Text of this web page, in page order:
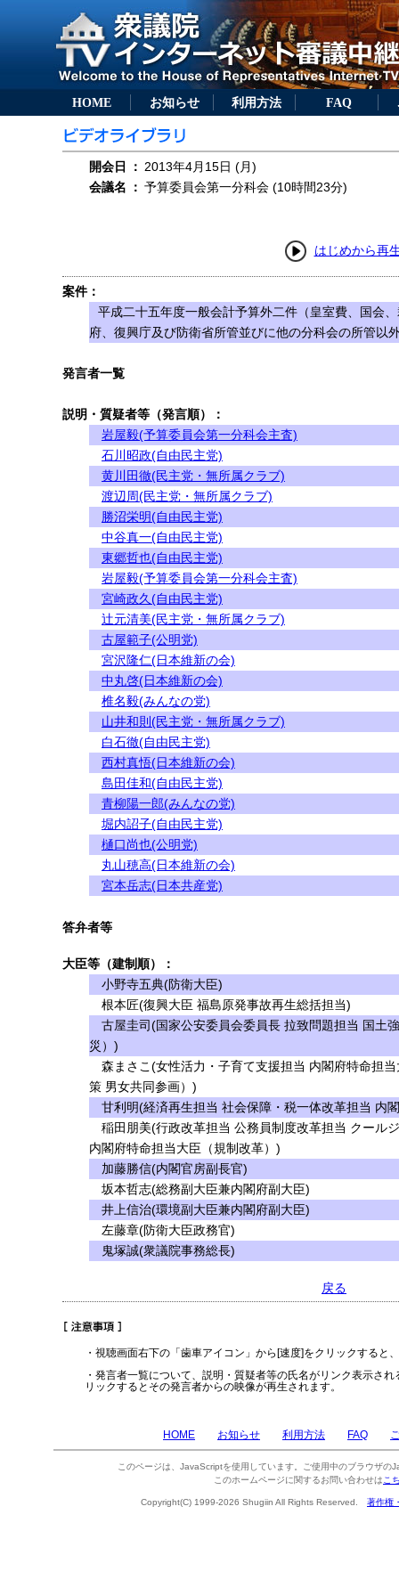
HOME お知らせ 利用方法 FAQ
開会日 ： 2013年4月15日 (月)
会議名
： 予算委員会第一分科会 (10時間23分)
はじめから再
案件：
平成二十五年度一般会計予算外二件（皇室費、国会
府、復興庁及び防衛省所管並びに他の分科会の所管以
発言者一覧
説明・質疑者等（発言順）：
岩屋毅(予算委員会第一分科会主査)
石川昭政(自由民主党)
黄川田徹(民主党・無所属クラブ)
渡辺周(民主党・無所属クラブ)
勝沼栄明(自由民主党)
中谷真一(自由民主党)
東郷哲也(自由民主党)
岩屋毅(予算委員会第一分科会主査)
宮崎政久(自由民主党)
辻元清美(民主党・無所属クラブ)
古屋範子(公明党)
宮沢隆仁(日本維新の会)
中丸啓(日本維新の会)
椎名毅(みんなの党)
山井和則(民主党・無所属クラブ)
白石徹(自由民主党)
西村真悟(日本維新の会)
島田佳和(自由民主党)
青柳陽一郎(みんなの党)
堀内詔子(自由民主党)
樋口尚也(公明党)
丸山穂高(日本維新の会)
宮本岳志(日本共産党)
答弁者等
大臣等（建制順）：
小野寺五典(防衛大臣)
根本匠(復興大臣 福島原発事故再生総括担当)
古屋圭司(国家公安委員会委員長 拉致問題担当 国土
災）)
森まさこ(女性活力・子育て支援担当 内閣府特命担
策 男女共同参画）)
甘利明(経済再生担当 社会保障・税一体改革担当 内
稲田朋美(行政改革担当 公務員制度改革担当 クール
内閣府特命担当大臣（規制改革）)
加藤勝信(内閣官房副長官)
坂本哲志(総務副大臣兼内閣府副大臣)
井上信治(環境副大臣兼内閣府副大臣)
左藤章(防衛大臣政務官)
鬼塚誠(衆議院事務総長)
戻る
・視聴画面右下の「歯車アイコン」から[速度]をクリックすると
・発言者一覧について、説明・質疑者等の氏名がリンク表示さ
リックするとその発言者からの映像が再生されます。
HOME お知らせ 利用方法 FAQ
このページは、JavaScriptを使用しています。ご使用中のブラウザの
このホームページに関するお問い合わせは こ
Copyright(C) 1999-2026 Shugiin All Rights Reserved. 著作権